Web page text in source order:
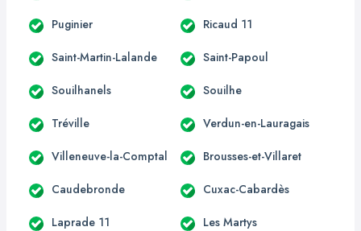
Puginier Ricaud 11
Saint-Martin-Lalande Saint-Papoul
Souilhanels Souilhe
Tréville Verdun-en-Lauragais
Villeneuve-la-Comptal Brousses-et-Villaret
Caudebronde Cuxac-Cabardès
Laprade 11 Les Martys